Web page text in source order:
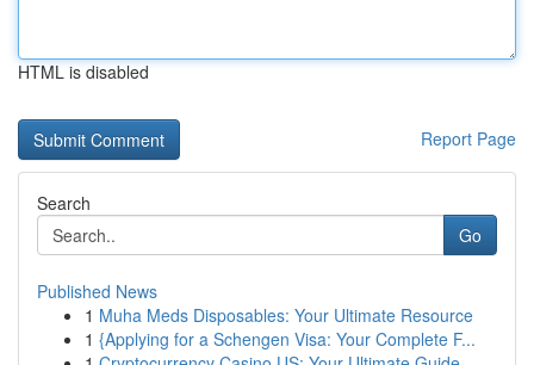
HTML is disabled
Report Page
Search
Go
Published News
1 Muha Meds Disposables: Your Ultimate Resource
1 {Applying for a Schengen Visa: Your Complete F...